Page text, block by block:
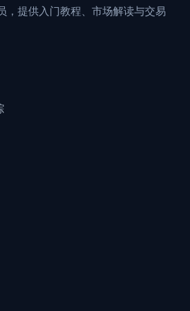
，提供入门教程、市场解读与交易